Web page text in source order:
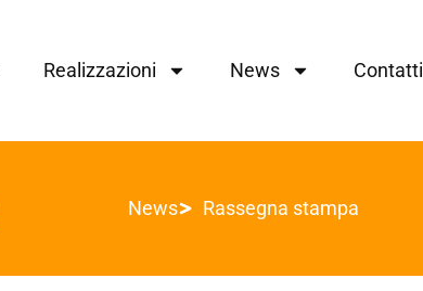
Realizzazioni News Contatti
News Rassegna stampa